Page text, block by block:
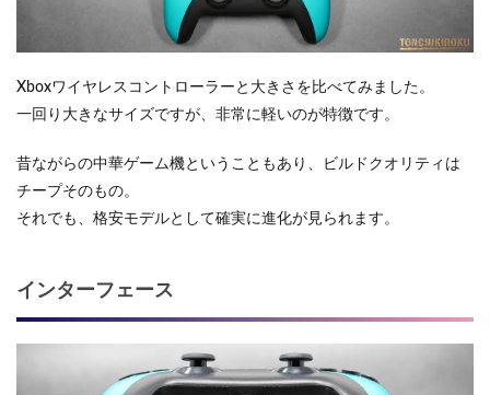
Xboxワイヤレスコントローラーと大きさを比べてみました。
一回り大きなサイズですが、非常に軽いのが特徴です。
昔ながらの中華ゲーム機ということもあり、ビルドクオリティは
チープそのもの。
それでも、格安モデルとして確実に進化が見られます。
インターフェース